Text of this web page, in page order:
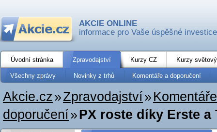
AKCIE ONLINE
informace pro Vaše úspěšné investice
Úvodní stránka Zpravodajství Kurzy CZ Kurzy
Všechny zprávy Novinky z trhů Komentáře a doporučení
Akcie.cz»Zpravodajství»
doporučení»PX roste díky Erste a